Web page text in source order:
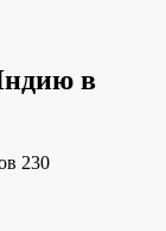
в
230